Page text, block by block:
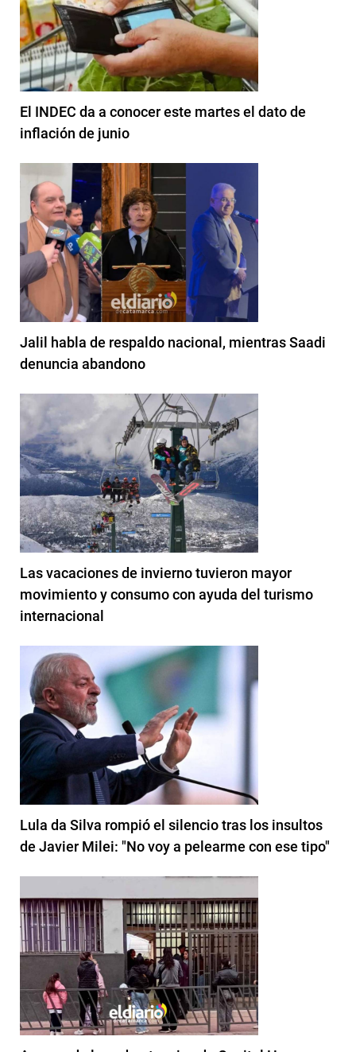
El INDEC da a conocer este martes el dato de
inflación de junio
Jalil habla de respaldo nacional, mientras Saadi
denuncia abandono
Las vacaciones de invierno tuvieron mayor
movimiento y consumo con ayuda del turismo
internacional
Lula da Silva rompió el silencio tras los insultos
de Javier Milei: "No voy a pelearme con ese tipo"